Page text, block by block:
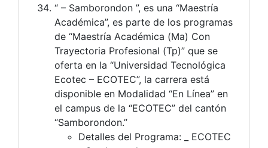
“ – Samborondon ”, es una “Maestría
Académica”, es parte de los programas
de “Maestría Académica (Ma) Con
Trayectoria Profesional (Tp)” que se
oferta en la “Universidad Tecnológica
Ecotec – ECOTEC”, la carrera está
disponible en Modalidad “En Línea” en
el campus de la “ECOTEC” del cantón
“Samborondon.”
Detalles del Programa: _ ECOTEC